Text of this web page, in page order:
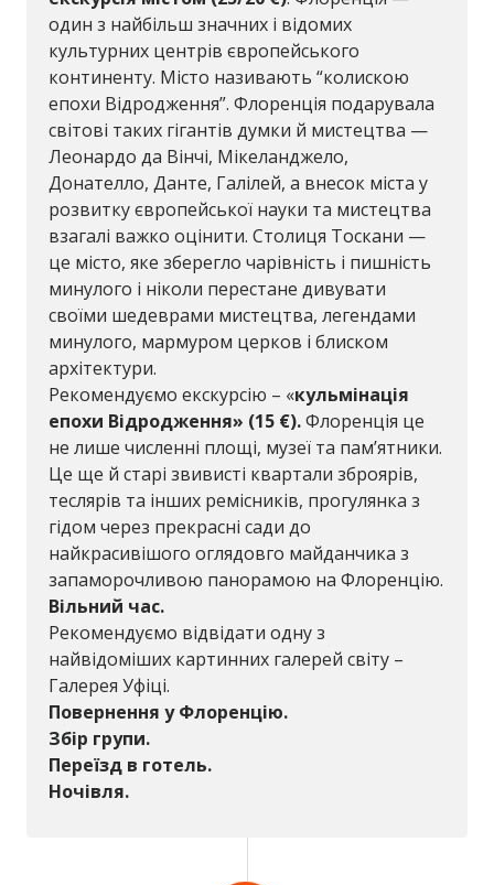
один з найбільш значних і відомих
культурних центрів європейського
континенту. Місто називають “колискою
епохи Відродження”. Флоренція подарувала
світові таких гігантів думки й мистецтва —
Леонардо да Вінчі, Мікеланджело,
Донателло, Данте, Галілей, а внесок міста у
розвитку європейської науки та мистецтва
взагалі важко оцінити. Столиця Тоскани —
це місто, яке зберегло чарівність і пишність
минулого і ніколи перестане дивувати
своїми шедеврами мистецтва, легендами
минулого, мармуром церков і блиском
архітектури.
Рекомендуємо екскурсію – «кульмінація
епохи Відродження» (15 €).Флоренція це
не лише численні площі, музеї та пам’ятники.
Це ще й старі звивисті квартали зброярів,
теслярів та інших ремісників, прогулянка з
гідом через прекрасні сади до
найкрасивішого оглядовго майданчика з
запаморочливою панорамою на Флоренцію.
Вільний час.
Рекомендуємо відвідати одну з
найвідоміших картинних галерей світу –
Галерея Уфіці.
Повернення у Флоренцію.
Збір групи.
Переїзд в готель.
Ночівля.